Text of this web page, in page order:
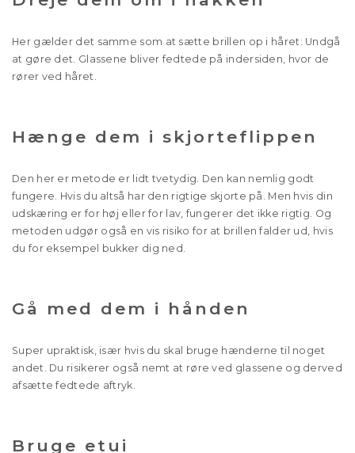
Her gælder det samme som at sætte brillen op i håret: Undgå
at gøre det. Glassene bliver fedtede på indersiden, hvor de
rører ved håret.
Hænge dem i skjorteflippen
Den her er metode er lidt tvetydig. Den kan nemlig godt
fungere. Hvis du altså har den rigtige skjorte på. Men hvis din
udskæring er for høj eller for lav, fungerer det ikke rigtig. Og
metoden udgør også en vis risiko for at brillen falder ud, hvis
du for eksempel bukker dig ned.
Gå med dem i hånden
Super upraktisk, især hvis du skal bruge hænderne til noget
andet. Du risikerer også nemt at røre ved glassene og derved
afsætte fedtede aftryk.
Bruge etui